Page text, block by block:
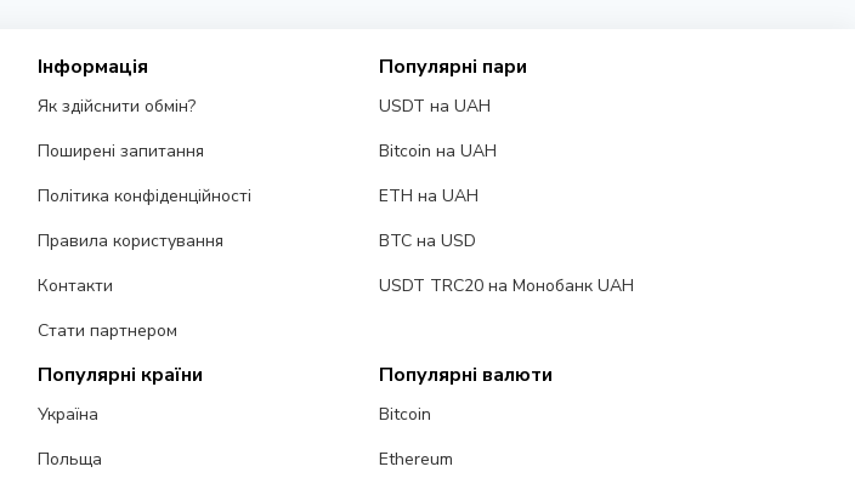
Інформація
Як здійснити обмін?
Поширені запитання
Політика конфіденційності
Правила користування
Контакти
Стати партнером
Популярні пари
USDT на UAH
Bitcoin на UAH
ETH на UAH
BTC на USD
USDT TRC20 на Монобанк UAH
Популярні країни
Україна
Польща
Популярні валюти
Bitcoin
Ethereum